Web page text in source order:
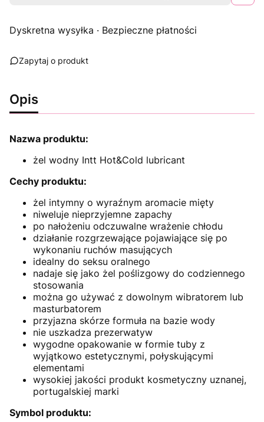
Dyskretna wysyłka · Bezpieczne płatności
Zapytaj o produkt
Opis
Nazwa produktu:
żel wodny Intt Hot&Cold lubricant
Cechy produktu:
żel intymny o wyraźnym aromacie mięty
niweluje nieprzyjemne zapachy
po nałożeniu odczuwalne wrażenie chłodu
działanie rozgrzewające pojawiające się po
wykonaniu ruchów masujących
idealny do seksu oralnego
nadaje się jako żel poślizgowy do codziennego
stosowania
można go używać z dowolnym wibratorem lub
masturbatorem
przyjazna skórze formuła na bazie wody
nie uszkadza prezerwatyw
wygodne opakowanie w formie tuby z
wyjątkowo estetycznymi, połyskującymi
elementami
wysokiej jakości produkt kosmetyczny uznanej,
portugalskiej marki
Symbol produktu: